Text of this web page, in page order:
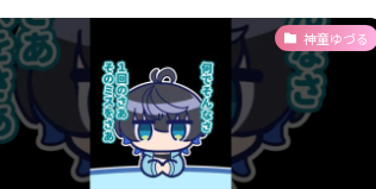
神童ゆづる